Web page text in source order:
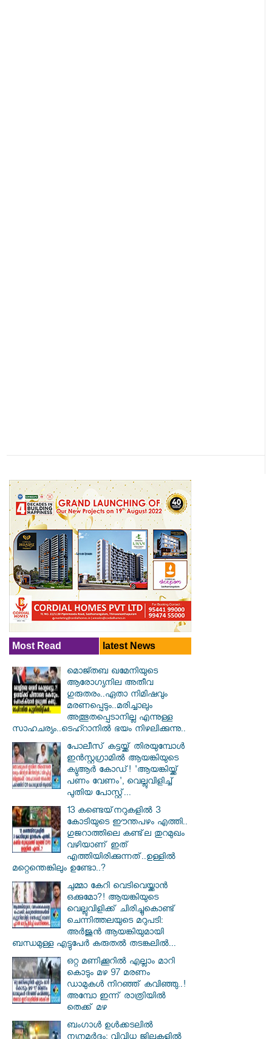
Most Read latest News
മൊജ്തബ ഖമേനിയുടെ
ആരോഗ്യനില അതീവ
ഗുരുതരം..ഏതാ നിമിഷവും
മരണപ്പെടും..മരിച്ചാലും
അത്ഭുതപ്പെടാനില്ല എന്നുള്ള
സാഹചര്യം..ടെഹ്റാനിൽ ഭയം നിഴലിക്കുന്നു..
പോലീസ് കട്ടയ്ക്ക് തിരയുമ്പോൾ
ഇൻസ്റ്റഗ്രാമിൽ ആയങ്കിയുടെ
ക്യുആർ കോഡ്! 'ആയങ്കിയ്ക്ക്
പണം വേണം', വെല്ലുവിളിച്ച്
പുതിയ പോസ്റ്റ്...
13 കണ്ടെയ്‌നറുകളിൽ 3
കോടിയുടെ ഈന്തപഴം എത്തി..
ഗുജറാത്തിലെ കണ്ട്‌ല തുറമുഖം
വഴിയാണ് ഇത്
എത്തിയിരിക്കുന്നത്..ഉള്ളിൽ
മറ്റെന്തെങ്കിലും ഉണ്ടോ..?
ചുമ്മാ കേറി വെടിവെയ്ക്കാൻ
ഒക്കുമോ?! ആയങ്കിയുടെ
വെല്ലുവിളിക്ക് ചിരിച്ചുകൊണ്ട്
ചെന്നിത്തലയുടെ മറുപടി:
അർജുൻ ആയങ്കിയുമായി
ബന്ധമുള്ള എട്ടുപേർ കരുതൽ തടങ്കലിൽ...
ഒറ്റ മണിക്കൂറിൽ എല്ലാം മാറി
കൊടും മഴ 97 മരണം
ഡാമുകൾ നിറഞ്ഞ് കവിഞ്ഞു..!
അമ്പോ ഇന്ന് രാത്രിയിൽ
തെക്ക് മഴ
ബംഗാൾ ഉൾക്കടലിൽ